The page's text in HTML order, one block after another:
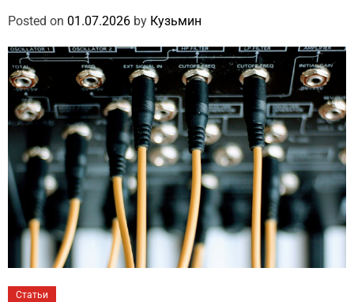
Posted on 01.07.2026 by Кузьмин
Статьи